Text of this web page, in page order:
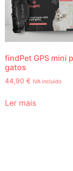
findPet GPS mini
gatos
44,90 € IVA incluído
Ler mais